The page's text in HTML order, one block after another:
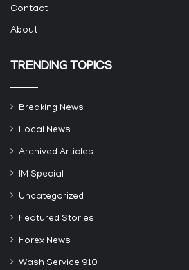
Contact
About
TRENDING TOPICS
Breaking News
Local News
Archived Articles
IM Special
Uncategorized
Featured Stories
Forex News
Wash Service 910